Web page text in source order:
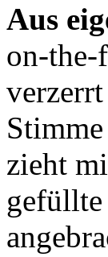
Aus
on-
zieht